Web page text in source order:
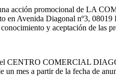
una acción promocional de
Diagonal nº3, 08019
y aceptación de las
CENTRO COMERCIAL
a partir de la fecha de